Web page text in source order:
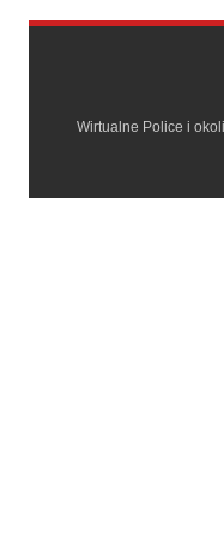
Wirtualne Police i